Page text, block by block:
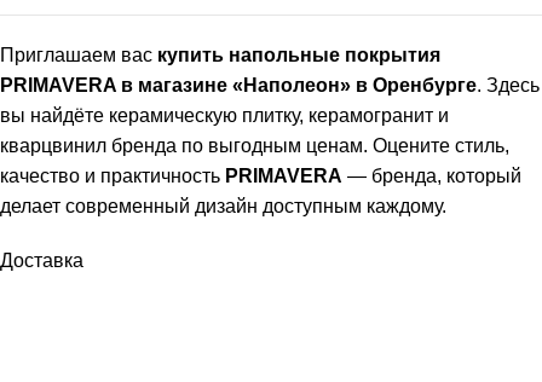
Приглашаем вас купить напольные покрытия
PRIMAVERA в магазине «Наполеон» в Оренбурге. Здесь
вы найдёте керамическую плитку, керамогранит и
кварцвинил бренда по выгодным ценам. Оцените стиль,
качество и практичность PRIMAVERA — бренда, который
делает современный дизайн доступным каждому.
Доставка